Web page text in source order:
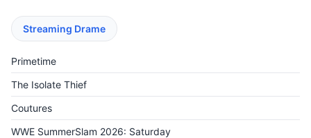
Streaming Drame
Primetime
The Isolate Thief
Coutures
WWE SummerSlam 2026: Saturday